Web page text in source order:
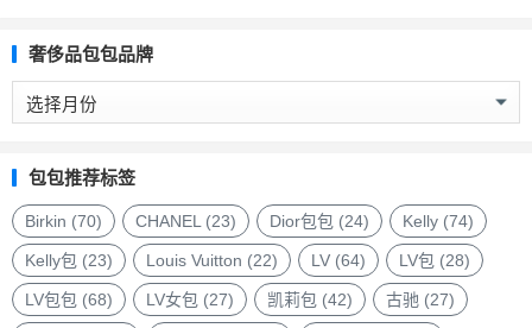
奢侈品包包品牌
奢
侈
包
包
品
牌
包包推荐标签
Birkin (70) CHANEL(23) Dior包包 (24) Kelly (74)
Kelly包 (23) Louis Vuitton (22) LV (64) LV包 (28)
LV包包 (68) LV女包 (27) 凯莉包 (42) 古驰 (27)